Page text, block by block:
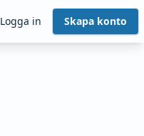
Logga in Skapa konto